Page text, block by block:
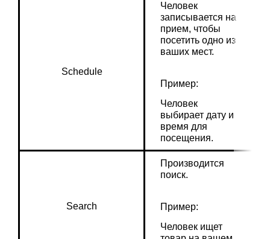
Schedule
Человек
записывается на
прием, чтобы
посетить одно из
ваших мест.
Пример:
Человек
выбирает дату и
время для
посещения.
Search
Производится
поиск.
Пример:
Человек ищет